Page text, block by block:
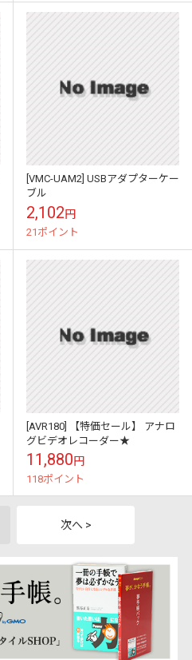
[VMC-UAM2] USBアダプターケー
ブル
2,102円
21ポイント
[AVR180] 【特価セール】 アナロ
グビデオレコーダー★
11,880円
118ポイント
次へ >